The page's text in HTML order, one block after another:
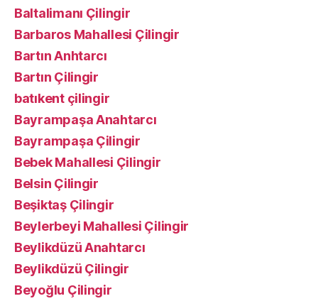
Baltalimanı Çilingir
Barbaros Mahallesi Çilingir
Bartın Anhtarcı
Bartın Çilingir
batıkent çilingir
Bayrampaşa Anahtarcı
Bayrampaşa Çilingir
Bebek Mahallesi Çilingir
Belsin Çilingir
Beşiktaş Çilingir
Beylerbeyi Mahallesi Çilingir
Beylikdüzü Anahtarcı
Beylikdüzü Çilingir
Beyoğlu Çilingir